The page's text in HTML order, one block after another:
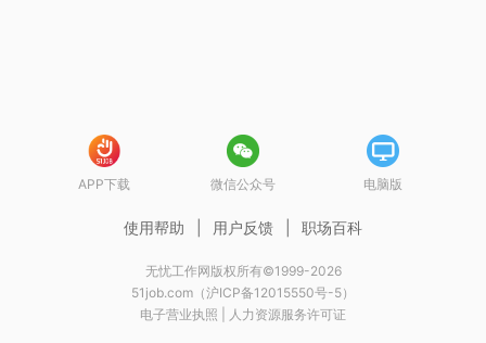
APP下载 微信公众号 电脑版
使用帮助 用户反馈 职场百科
无忧工作网版权所有©1999-2026
51job.com（沪ICP备12015550号-5）
电子营业执照
人力资源服务许可证